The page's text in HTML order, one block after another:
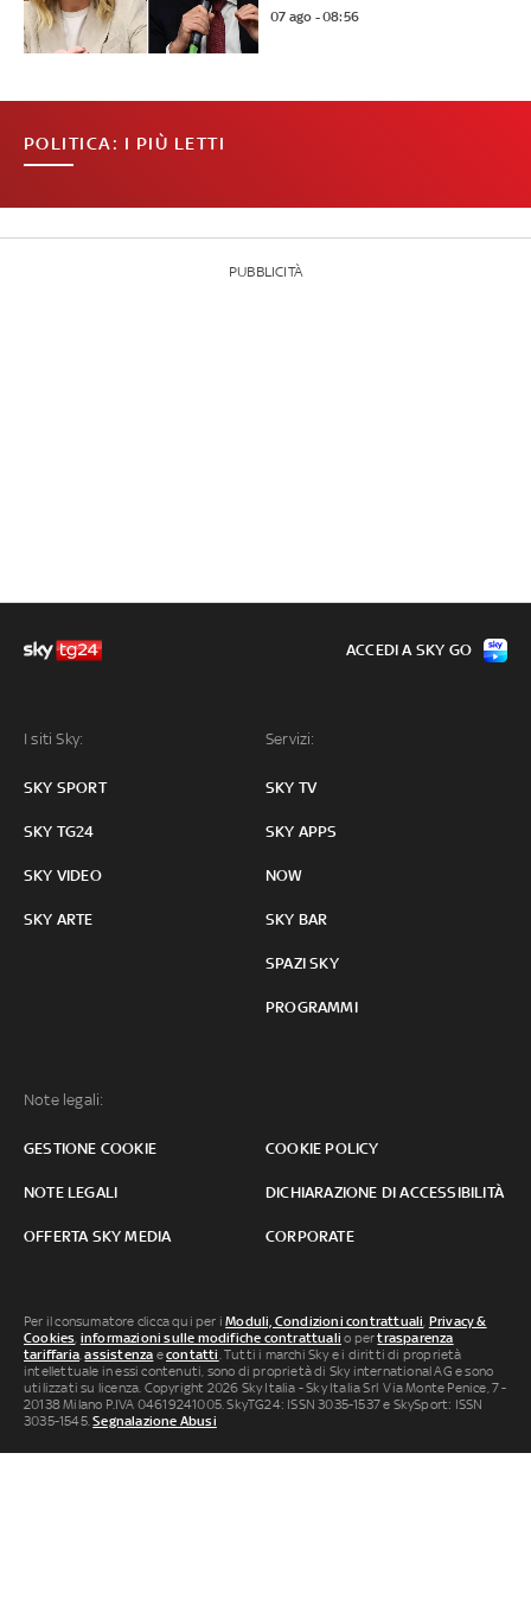
07 ago - 08:56
POLITICA: I PIÙ LETTI
PUBBLICITÀ
I siti Sky:
SKY SPORT
SKY TG24
SKY VIDEO
SKY ARTE
Servizi:
SKY TV
SKY APPS
NOW
SKY BAR
SPAZI SKY
PROGRAMMI
Note legali:
GESTIONE COOKIE COOKIE POLICY
NOTE LEGALI DICHIARAZIONE DI ACCESSIBILITÀ
OFFERTA SKY MEDIA CORPORATE
ACCEDI A SKY GO
Per il consumatore clicca qui per iModuli, Condizioni contrattuali, Privacy &
Cookies, informazioni sulle modifiche contrattuali o pertrasparenza
tariffaria,assistenza econtatti. Tutti i marchi Sky e i diritti di proprietà
intellettuale in essi contenuti, sono di proprietà di Sky international AG e sono
utilizzati su licenza. Copyright 2026 Sky Italia - Sky Italia Srl Via Monte Penice, 7 -
20138 Milano P.IVA 04619241005. SkyTG24: ISSN 3035-1537 e SkySport: ISSN
3035-1545.Segnalazione Abusi